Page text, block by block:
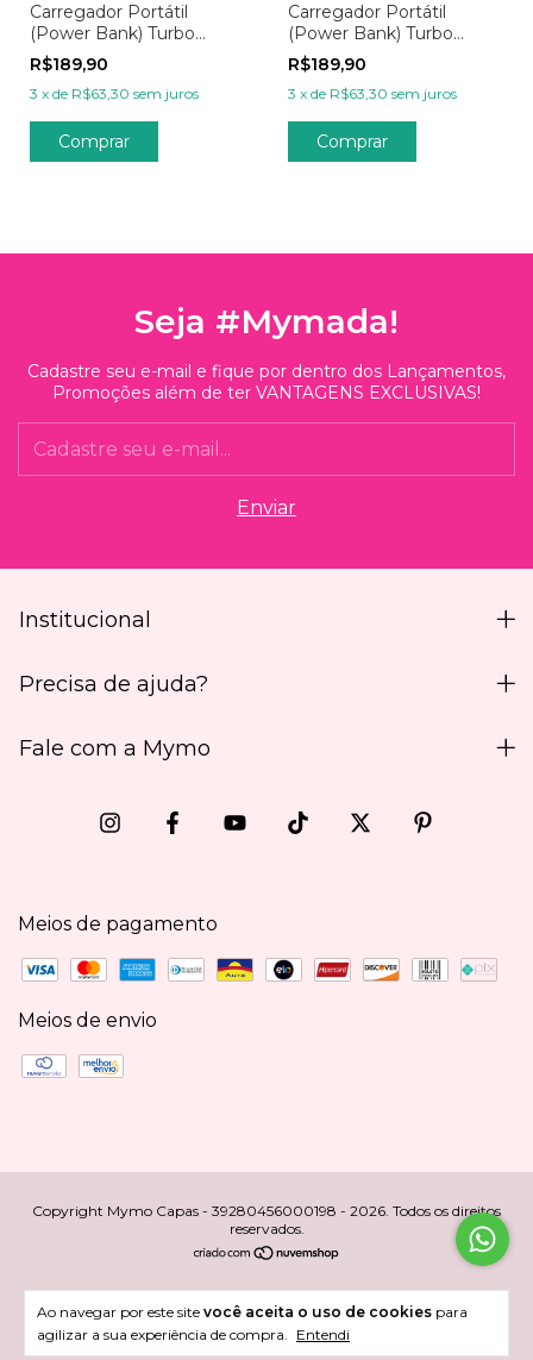
Ao navegar por este site você aceita o uso de cookies para
agilizar a sua experiência de compra. Entendi
Carregador Portátil
(Power Bank) Turbo
20.000mAh - Aventuras
em Trio
R$189,90
3 x de R$63,30 sem juros
Carregador Portátil
(Power Bank) Turbo
20.000mAh
Personalizada -
Minimalista Nome Lateral
com Corações
R$189,90
3 x de R$63,30 sem juros
Comprar
Seja #Mymada!
Cadastre seu e-mail e fique por dentro dos Lançamentos,
Promoções além de ter VANTAGENS EXCLUSIVAS!
Institucional
Precisa de ajuda?
Fale com a Mymo
Meios de pagamento
Meios de envio
Copyright Mymo Capas - 39280456000198 - 2026. Todos os direitos
reservados.